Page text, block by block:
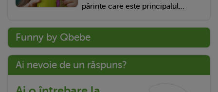
părinte care este principalul...
Funny by Qbebe
Ai nevoie de un răspuns?